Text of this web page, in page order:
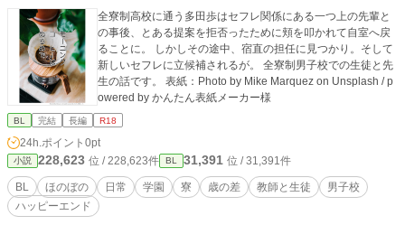
全寮制高校に通う多田歩はセフレ関係にある一つ上の先輩と
の事後、とある提案を拒否ったために頬を叩かれて自室へ戻
ることに。 しかしその途中、宿直の担任に見つかり。そして
新しいセフレに立候補されるが。 全寮制男子校での生徒と先
生の話です。 表紙：Photo by Mike Marquez on Unsplash / p
owered by かんたん表紙メーカー様
BL 完結 長編 R18
24h.ポイント 0pt
小説 228,623 位 / 228,623件 BL 31,391 位 / 31,391件
BL ほのぼの 日常 学園 寮 歳の差 教師と生徒
男子校
ハッピーエンド